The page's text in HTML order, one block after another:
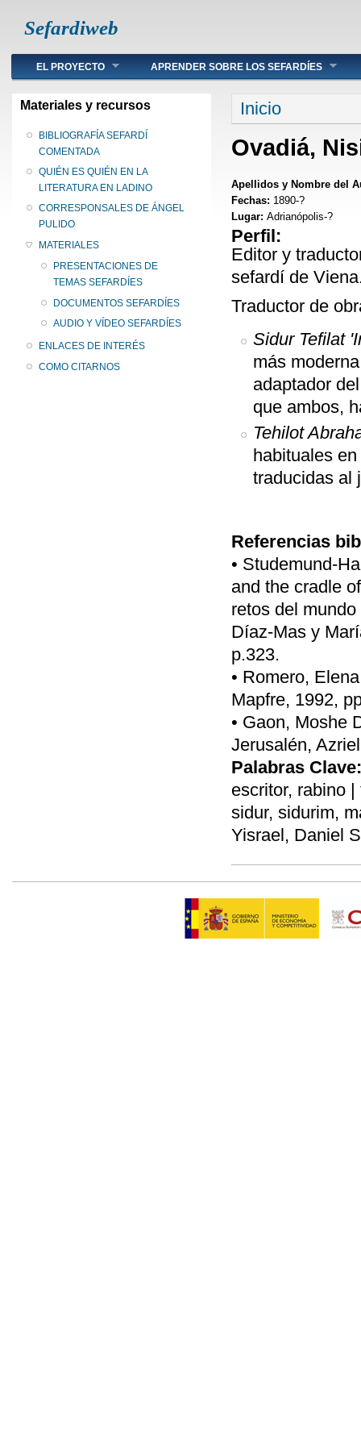
Sefardiweb
Main menu
EL PROYECTO APRENDER SOBRE LOS SEFARDÍES
Materiales y recursos
BIBLIOGRAFÍA SEFARDÍ
COMENTADA
QUIÉN ES QUIÉN EN LA
LITERATURA EN LADINO
CORRESPONSALES DE ÁNGEL
PULIDO
MATERIALES
PRESENTACIONES DE
TEMAS SEFARDÍES
DOCUMENTOS SEFARDÍES
AUDIO Y VÍDEO SEFARDÍES
ENLACES DE INTERÉS
COMO CITARNOS
Se encuentra
Inicio
Ovadiá,
Apellidos y Nombre del
Fechas: 1890-?
Lugar: Adrianópolis-?
Perfil:
Editor y
sefardí de
Traductor de
Sidur Tefilat
más
adaptador
que ambos,
Tehilot
habituales
traducidas al
Referencias
• Studemund-
and the cradle
retos del
Díaz-Mas y
p.323.
• Romero,
Mapfre, 1992,
• Gaon, Moshe
Jerusalén,
Palabras Clave:
escritor, rabino
sidur, sidurim,
Yisrael, Daniel